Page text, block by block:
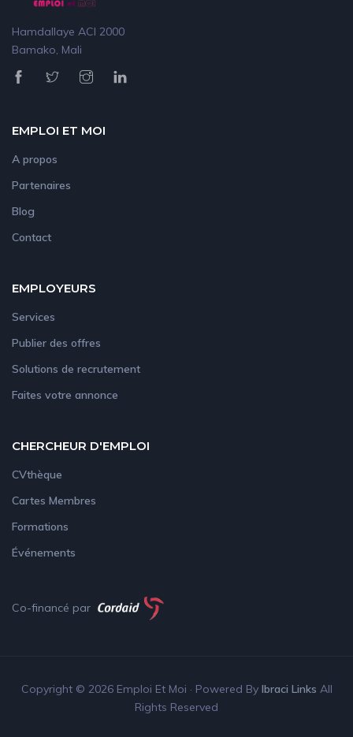
Hamdallaye ACI 2000
Bamako, Mali
EMPLOI ET MOI
A propos
Partenaires
Blog
Contact
EMPLOYEURS
Services
Publier des offres
Solutions de recrutement
Faites votre annonce
CHERCHEUR D'EMPLOI
CVthèque
Cartes Membres
Formations
Événements
Co-financé par
Copyright © 2026 Emploi Et Moi · Powered By Ibraci Links All
Rights Reserved